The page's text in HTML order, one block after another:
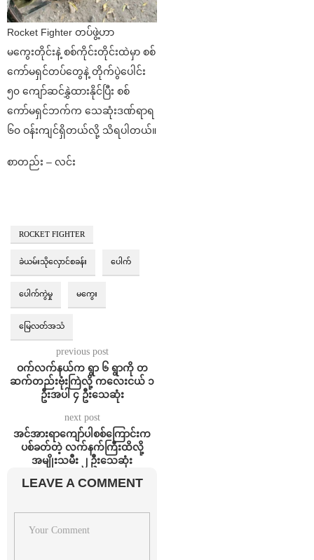
Rocket Fighter တပ်ဖွဲ့ဟာ
မကွေးတိုင်းနဲ့ စစ်ကိုင်းတိုင်းထဲမှာ စစ်
ကော်မရှင်တပ်တွေနဲ့ တိုက်ပွဲပေါင်း
၅၀ ကျော်ဆင်နွှဲထားနိုင်ပြီး စစ်
ကော်မရှင်ဘက်က သေဆုံးဒဏ်ရာရ
၆၀ ဝန်းကျင်ရှိတယ်လို့ သိရပါတယ်။
စာတည်း – လင်း
ROCKET FIGHTER
ခဲယမ်းသိုလှောင်စခန်း ပေါက်
ပေါက်ကွဲမှု မကွေး
မြေလတ်အသံ
previous post
ဝက်လက်နယ်က ရွာ ၆ ရွာကို တ
ဆက်တည်းဗုံးကြဲလို့ ကလေးငယ် ၁
ဦးအပါ ၄ ဦးသေဆုံး
next post
အင်အားရာကျော်ပါစစ်ကြောင်းက
ပစ်ခတ်တဲ့ လက်နက်ကြီးထိလို့
အမျိုးသမီး ၂ ဦးသေဆုံး
LEAVE A COMMENT